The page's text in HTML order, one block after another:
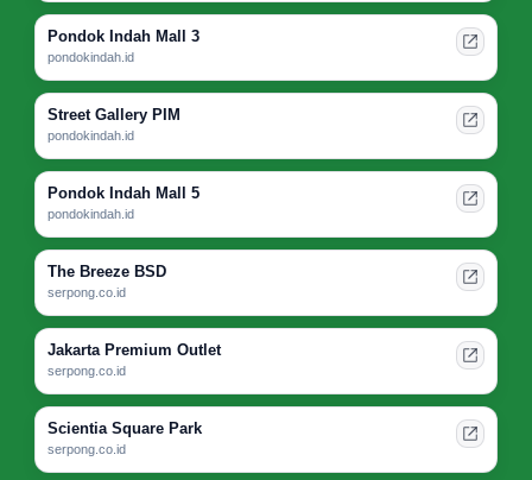
Pondok Indah Mall 3
pondokindah.id
Street Gallery PIM
pondokindah.id
Pondok Indah Mall 5
pondokindah.id
The Breeze BSD
serpong.co.id
Jakarta Premium Outlet
serpong.co.id
Scientia Square Park
serpong.co.id